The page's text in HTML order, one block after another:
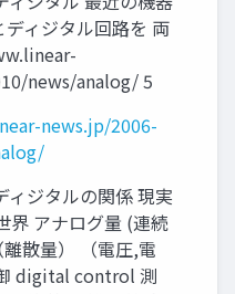
ィジタル回路を 両
news/analog/ 5
news.jp/2006-
ィジタルの関係 現実
界 アナログ量 (連続
散量） （電圧,電
digital control 測